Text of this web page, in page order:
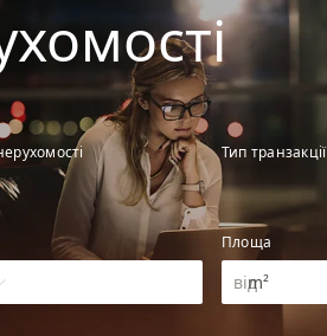
Тип транзакції
Площа
m²